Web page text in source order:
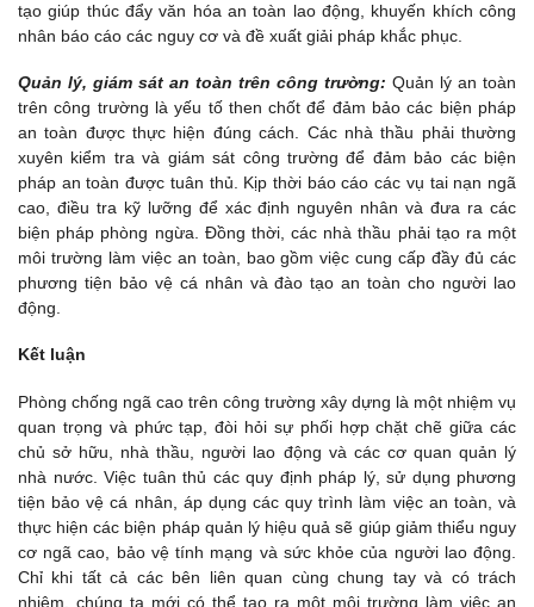
tạo giúp thúc đẩy văn hóa an toàn lao động, khuyến khích công
nhân báo cáo các nguy cơ và đề xuất giải pháp khắc phục.
Quản lý, giám sát an toàn trên công trường: Quản lý an toàn
trên công trường là yếu tố then chốt để đảm bảo các biện pháp
an toàn được thực hiện đúng cách. Các nhà thầu phải thường
xuyên kiểm tra và giám sát công trường để đảm bảo các biện
pháp an toàn được tuân thủ. Kịp thời báo cáo các vụ tai nạn ngã
cao, điều tra kỹ lưỡng để xác định nguyên nhân và đưa ra các
biện pháp phòng ngừa. Đồng thời, các nhà thầu phải tạo ra một
môi trường làm việc an toàn, bao gồm việc cung cấp đầy đủ các
phương tiện bảo vệ cá nhân và đào tạo an toàn cho người lao
động.
Kết luận
Phòng chống ngã cao trên công trường xây dựng là một nhiệm vụ
quan trọng và phức tạp, đòi hỏi sự phối hợp chặt chẽ giữa các
chủ sở hữu, nhà thầu, người lao động và các cơ quan quản lý
nhà nước. Việc tuân thủ các quy định pháp lý, sử dụng phương
tiện bảo vệ cá nhân, áp dụng các quy trình làm việc an toàn, và
thực hiện các biện pháp quản lý hiệu quả sẽ giúp giảm thiểu nguy
cơ ngã cao, bảo vệ tính mạng và sức khỏe của người lao động.
Chỉ khi tất cả các bên liên quan cùng chung tay và có trách
nhiệm, chúng ta mới có thể tạo ra một môi trường làm việc an